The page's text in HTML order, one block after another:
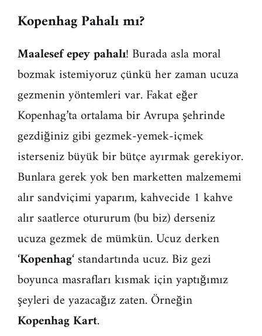
Kopenhag Pahalı mı?
Maalesef epey pahalı! Burada asla moral
bozmak istemiyoruz çünkü her zaman ucuza
gezmenin yöntemleri var. Fakat eğer
Kopenhag’ta ortalama bir Avrupa şehrinde
gezdiğiniz gibi gezmek-yemek-içmek
isterseniz büyük bir bütçe ayırmak gerekiyor.
Bunlara gerek yok ben marketten malzememi
alır sandviçimi yaparım, kahvecide 1 kahve
alır saatlerce otururum (bu biz) derseniz
ucuza gezmek de mümkün. Ucuz derken
‘Kopenhag‘ standartında ucuz. Biz gezi
boyunca masrafları kısmak için yaptığımız
şeyleri de yazacağız zaten. Örneğin
Kopenhag Kart.